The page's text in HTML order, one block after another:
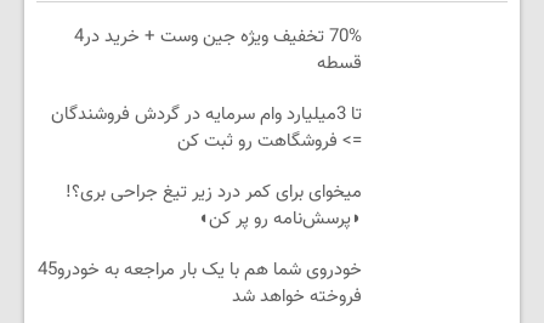
70% تخفیف ویژه جین وست + خرید در4
قسطه
تا 3میلیارد وام سرمایه در گردش فروشندگان
=> فروشگاهت رو ثبت کن
میخوای برای کمر درد زیر تیغ جراحی بری؟!
◗پرسش‌نامه رو پر کن◖
خودروی شما هم با یک بار مراجعه به خودرو45
فروخته خواهد شد